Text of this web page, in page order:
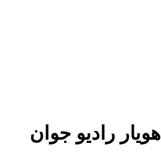
رادیو جوان